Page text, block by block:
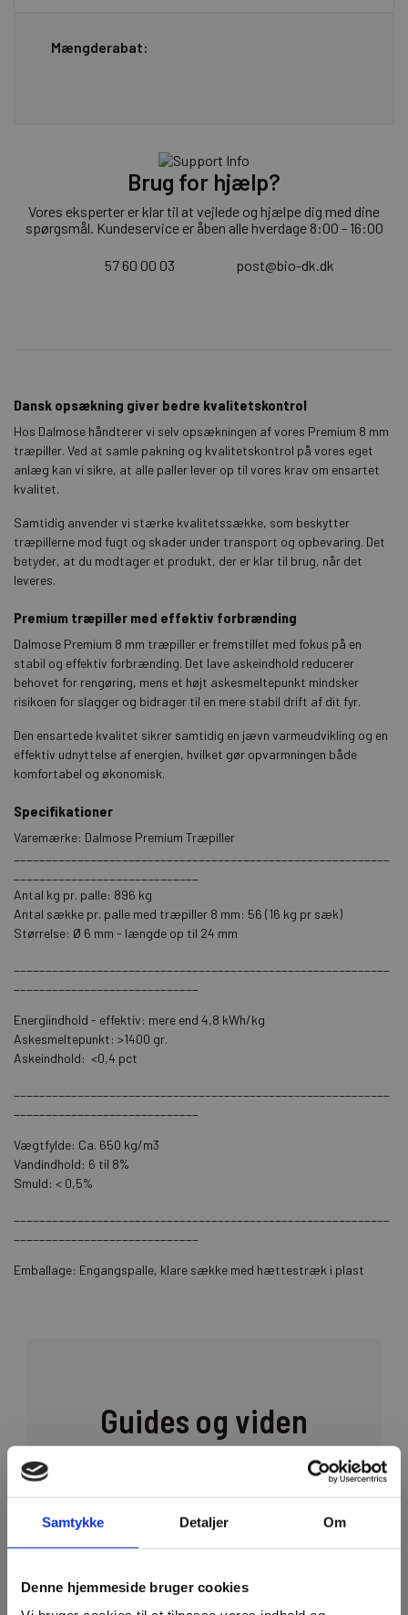
Samtykke Detaljer Om
Denne hjemmeside bruger cookies
Mængderabat:
Brug for hjælp?
Vores eksperter er klar til at vejlede og hjælpe dig med dine
spørgsmål. Kundeservice er åben alle hverdage 8:00 - 16:00
57 60 00 03 post@bio-dk.dk
Dansk opsækning giver bedre kvalitetskontrol
Hos Dalmose håndterer vi selv opsækningen af vores Premium 8 mm
træpiller. Ved at samle pakning og kvalitetskontrol på vores eget
anlæg kan vi sikre, at alle paller lever op til vores krav om ensartet
kvalitet.
Samtidig anvender vi stærke kvalitetssække, som beskytter
træpillerne mod fugt og skader under transport og opbevaring. Det
betyder, at du modtager et produkt, der er klar til brug, når det
leveres.
Premium træpiller med effektiv forbrænding
Dalmose Premium 8 mm træpiller er fremstillet med fokus på en
stabil og effektiv forbrænding. Det lave askeindhold reducerer
behovet for rengøring, mens et højt askesmeltepunkt mindsker
risikoen for slagger og bidrager til en mere stabil drift af dit fyr.
Den ensartede kvalitet sikrer samtidig en jævn varmeudvikling og en
effektiv udnyttelse af energien, hvilket gør opvarmningen både
komfortabel og økonomisk.
Specifikationer
Varemærke: Dalmose Premium Træpiller
Antal kg pr. palle: 896 kg
Antal sække pr. palle med træpiller 8 mm: 56 (16 kg pr sæk)
Størrelse: Ø 6 mm - længde op til 24 mm
Energiindhold - effektiv: mere end 4,8 kWh/kg
Askesmeltepunkt: >1400 gr.
Askeindhold: <0,4 pct
Vægtfylde: Ca. 650 kg/m3
Vandindhold: 6 til 8%
Smuld: < 0,5%
Emballage: Engangspalle, klare sække med hættestræk i plast
Guides og viden